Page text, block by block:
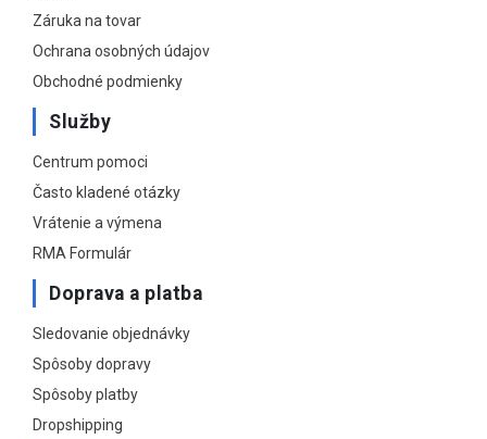
Záruka na tovar
Ochrana osobných údajov
Obchodné podmienky
Služby
Centrum pomoci
Často kladené otázky
Vrátenie a výmena
RMA Formulár
Doprava a platba
Sledovanie objednávky
Spôsoby dopravy
Spôsoby platby
Dropshipping